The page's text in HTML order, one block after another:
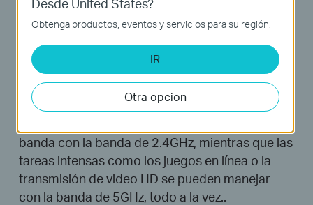
2,4 GHz, el Archer C20 le brinda la flexibilidad de
dos redes dedicadas y garantiza un rendimiento
inalámbrico increíble. Las tareas simples como
enviar correos electrónicos o navegar por la
web se pueden manejar con la banda de
banda con la banda de 2.4GHz, mientras que las
tareas intensas como los juegos en línea o la
transmisión de video HD se pueden manejar
con la banda de 5GHz, todo a la vez..
Obtenga productos, eventos y servicios para su región.
IR
Otra opcion